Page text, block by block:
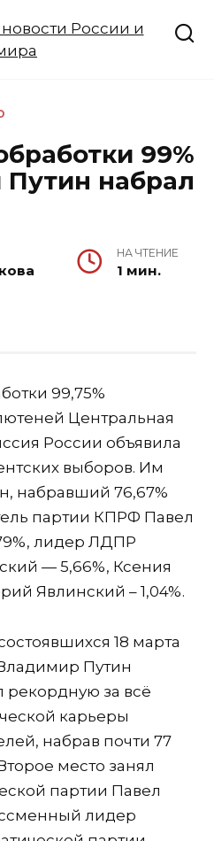
99%
набрал
НА ЧТЕНИЕ
1 мин.
99,75%
Центральная
России объявила
выборов. Им
набравший 76,67%
партии КПРФ Павел
лидер ЛДПР
— 5,66%, Ксения
Явлинский – 1,04%.
18 марта
Путин
за всё
карьеры
набрав почти 77
место занял
партии Павел
лидер